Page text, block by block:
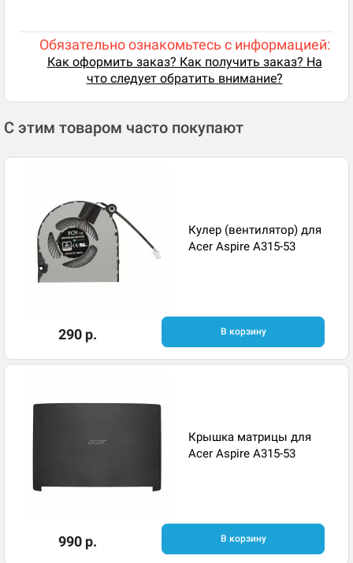
Обязательно ознакомьтесь с информацией:
Как оформить заказ? Как получить заказ? На
что следует обратить внимание?
С этим товаром часто покупают
Кулер (вентилятор) для
Acer Aspire A315-53
290 р. В корзину
Крышка матрицы для
Acer Aspire A315-53
990 р. В корзину